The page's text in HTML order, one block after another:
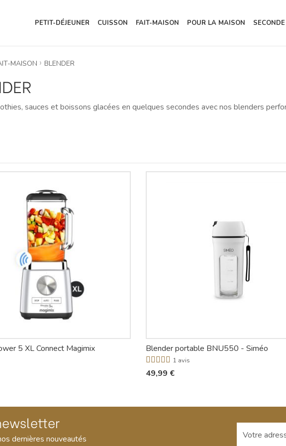
PETIT-DÉJEUNER CUISSON FAIT-MAISON POUR LA MAISON
MAISON BLENDER
sauces et boissons glacées en quelques secondes avec nos blenders
5 XL Connect Magimix
Blender portable BNU550 - Siméo
1 avis
49,99 €
dernières nouveautés